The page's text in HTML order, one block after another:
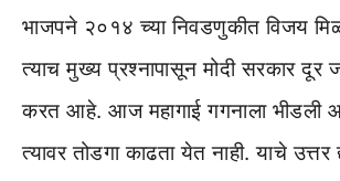
भाजपने २०१४ च्या निवडणुकीत विजय
त्याच मुख्य प्रश्नापासून मोदी सरकार दूर
करत आहे. आज महागाई गगनाला भीडली
त्यावर तोडगा काढता येत नाही. याचे